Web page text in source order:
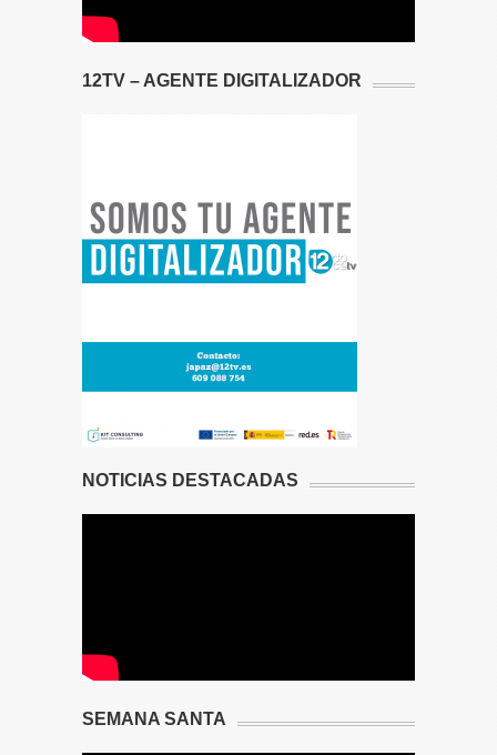
12TV – AGENTE DIGITALIZADOR
NOTICIAS DESTACADAS
SEMANA SANTA